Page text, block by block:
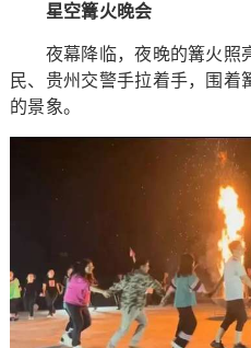
星空篝火晚会
夜幕降临，夜晚的篝火照
民、贵州交警手拉着手，围
的景象。